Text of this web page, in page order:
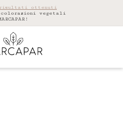
ottenuti
vegetali